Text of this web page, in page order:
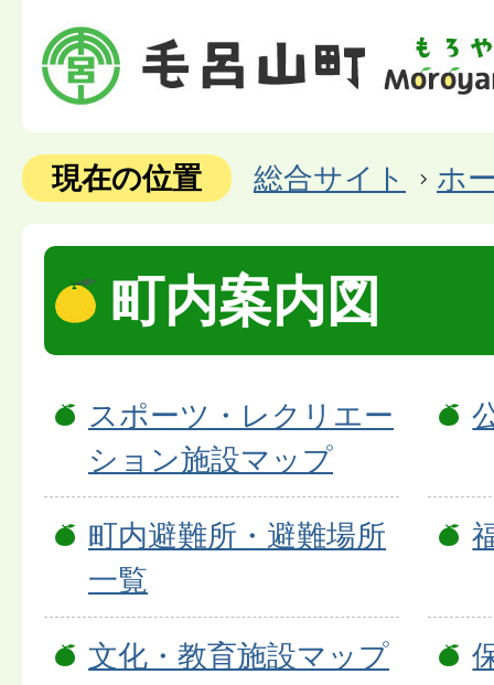
現在の位置 総合サイト ホ
町内案内図
スポーツ・レクリエー
ション施設マップ
町内避難所・避難場所
一覧
文化・教育施設マップ